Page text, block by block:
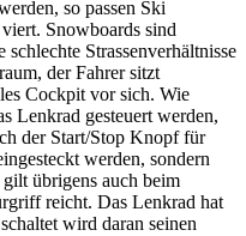
so passen Ski
Snowboards sind
Strassenverhältnisse
der Fahrer sitzt
Cockpit vor sich. Wie
Lenkrad gesteuert werden,
der Start/Stop Knopf für
werden, sondern
übrigens auch beim
reicht. Das Lenkrad hat
wird daran seinen